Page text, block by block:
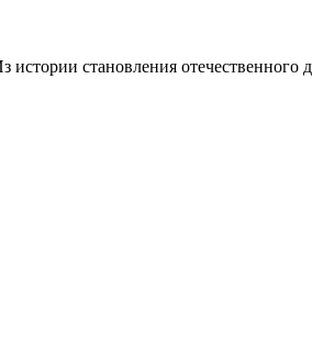
становления